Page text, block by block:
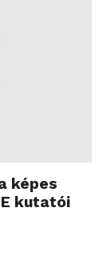
képes
kutatói